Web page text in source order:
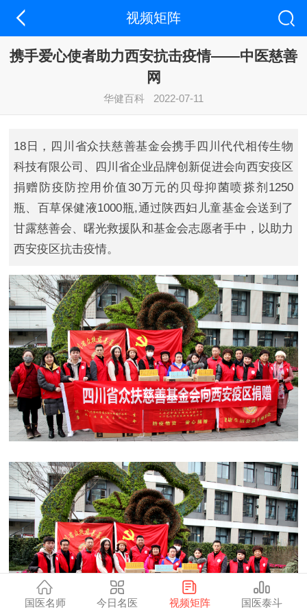
视频矩阵
携手爱心使者助力西安抗击疫情——中医慈善
网
华健百科 2022-07-11
18日，四川省众扶慈善基金会携手四川代代相传生物
科技有限公司、四川省企业品牌创新促进会向西安疫区
捐赠防疫防控用价值30万元的贝母抑菌喷搽剂1250
瓶、百草保健液1000瓶,通过陕西妇儿童基金会送到了
甘露慈善会、曙光救援队和基金会志愿者手中，以助力
西安疫区抗击疫情。
国医名师 今日名医 视频矩阵 国医泰斗